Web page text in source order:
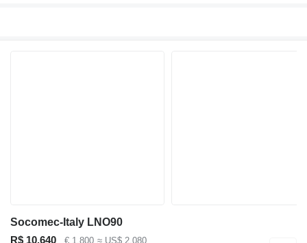
Socomec-Italy LNO90
R$ 10.640
€ 1.800 ≈ US$ 2.080